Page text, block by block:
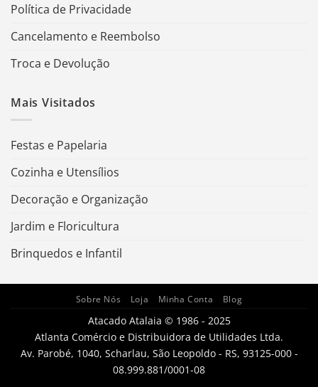
Política de Privacidade
Cancelamento e Reembolso
Troca e Devolução
Mais Visitados
Festas e Papelaria
Cozinha e Utensílios
Decoração e Organização
Jardim e Floricultura
Brinquedos e Infantil
Sobre Nós Loja Minha Conta Blog
Atacado Atalaia © 1986 - 2025
Atlanta Comércio e Distribuidora de Utilidades Ltda.
Av. Parobé, 1040, Scharlau, São Leopoldo - RS, 93125-000 -
08.999.881/0001-08